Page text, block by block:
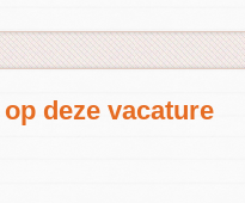
deze vacature